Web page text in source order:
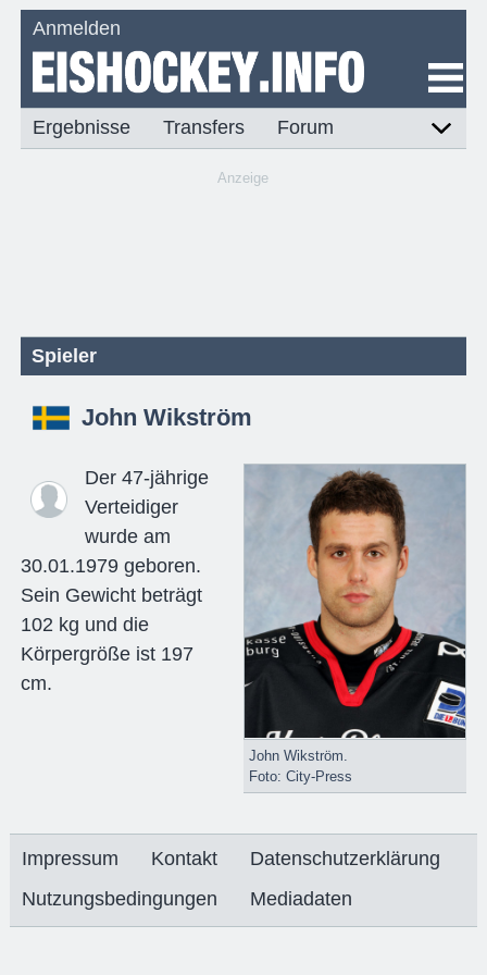
Anmelden
Ergebnisse Transfers Forum
Anzeige
Spieler
John Wikström
John Wikström.
Foto: City-Press
Der 47-jährige
Verteidiger
wurde am
30.01.1979 geboren.
Sein Gewicht beträgt
102 kg und die
Körpergröße ist 197
cm.
Impressum Kontakt
Datenschutzerklärung
Nutzungsbedingungen
Mediadaten